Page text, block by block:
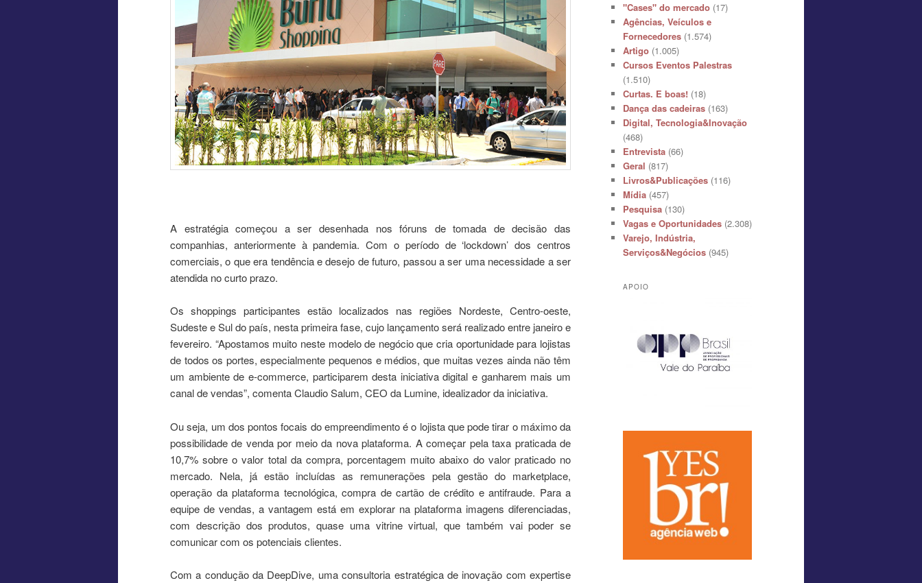
A estratégia começou a ser desenhada nos fóruns de tomada de decisão das
companhias, anteriormente à pandemia. Com o período de ‘lockdown’ dos centros
comerciais, o que era tendência e desejo de futuro, passou a ser uma necessidade a ser
atendida no curto prazo.
Os shoppings participantes estão localizados nas regiões Nordeste, Centro-oeste,
Sudeste e Sul do país, nesta primeira fase, cujo lançamento será realizado entre janeiro e
fevereiro. “Apostamos muito neste modelo de negócio que cria oportunidade para lojistas
de todos os portes, especialmente pequenos e médios, que muitas vezes ainda não têm
um ambiente de e-commerce, participarem desta iniciativa digital e ganharem mais um
canal de vendas”, comenta Claudio Salum, CEO da Lumine, idealizador da iniciativa.
Ou seja, um dos pontos focais do empreendimento é o lojista que pode tirar o máximo da
possibilidade de venda por meio da nova plataforma. A começar pela taxa praticada de
10,7% sobre o valor total da compra, porcentagem muito abaixo do valor praticado no
mercado. Nela, já estão incluídas as remunerações pela gestão do marketplace,
operação da plataforma tecnológica, compra de cartão de crédito e antifraude. Para a
equipe de vendas, a vantagem está em explorar na plataforma imagens diferenciadas,
com descrição dos produtos, quase uma vitrine virtual, que também vai poder se
comunicar com os potenciais clientes.
Com a condução da DeepDive, uma consultoria estratégica de inovação com expertise
"Cases" do mercado (17)
Agências, Veículos e
Fornecedores (1.574)
Artigo (1.005)
Cursos Eventos Palestras
(1.510)
Curtas. E boas! (18)
Dança das cadeiras (163)
Digital, Tecnologia&Inovação
(468)
Entrevista (66)
Geral (817)
Livros&Publicações (116)
Mídia (457)
Pesquisa (130)
Vagas e Oportunidades (2.308)
Varejo, Indústria,
Serviços&Negócios (945)
APOIO